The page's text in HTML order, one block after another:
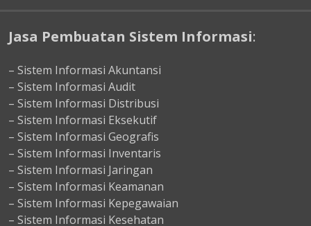
Jasa Pembuatan Sistem Informasi:
– Sistem Informasi Akuntansi
– Sistem Informasi Audit
– Sistem Informasi Distribusi
– Sistem Informasi Eksekutif
– Sistem Informasi Geografis
– Sistem Informasi Inventaris
– Sistem Informasi Jaringan
– Sistem Informasi Keamanan
– Sistem Informasi Kepegawaian
– Sistem Informasi Kesehatan